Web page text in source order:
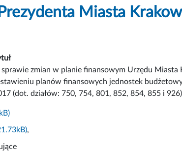
Miasta
zmian w planie finansowym Urzędu Miasta
planów finansowych jednostek
(dot. działów: 750, 754, 801, 852, 854, 855 i
,